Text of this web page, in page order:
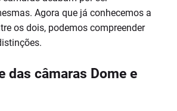
Agora que já conhecemos a
os dois, podemos compreender
das câmaras Dome e